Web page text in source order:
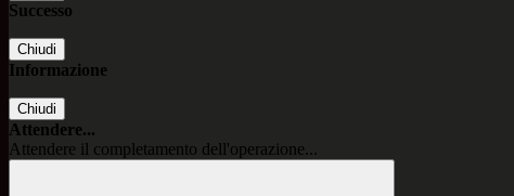
Successo
Chiudi
Informazione
Chiudi
Attendere...
Attendere il completamento dell'operazione...